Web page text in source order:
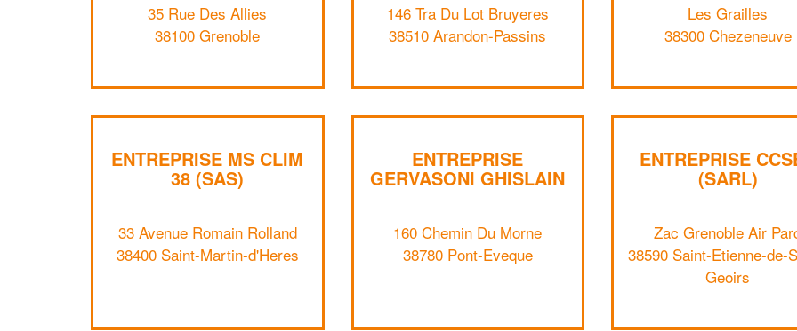
35 Rue Des Allies
38100 Grenoble
146 Tra Du Lot Bruyeres
38510 Arandon-Passins
Les Grailles
38300 Chezeneuve
ENTREPRISE MS CLIM
38 (SAS)
33 Avenue Romain Rolland
38400 Saint-Martin-d'Heres
ENTREPRISE
GERVASONI GHISLAIN
160 Chemin Du Morne
38780 Pont-Eveque
ENTREPRISE
(SARL)
Zac Grenoble Air
38590 Saint-Etienne-de-
Geoirs